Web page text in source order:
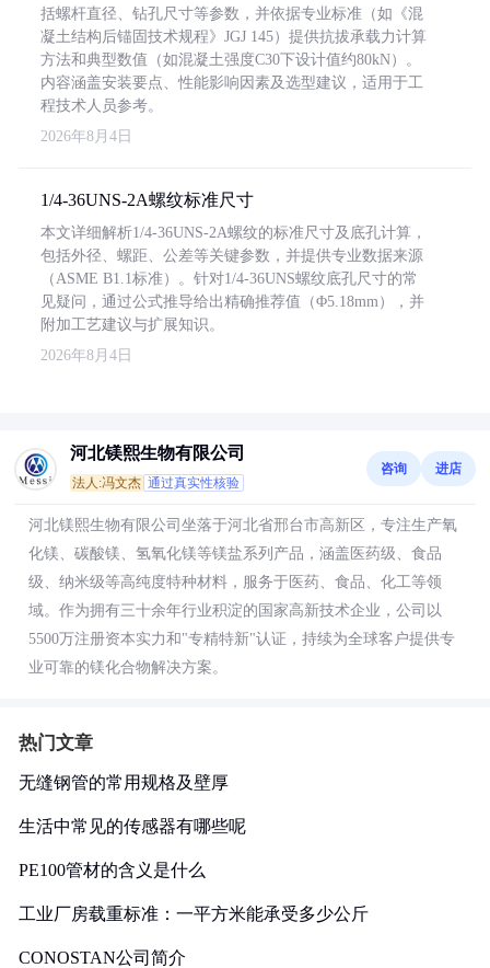
括螺杆直径、钻孔尺寸等参数，并依据专业标准（如《混
凝土结构后锚固技术规程》JGJ 145）提供抗拔承载力计算
方法和典型数值（如混凝土强度C30下设计值约80kN）。
内容涵盖安装要点、性能影响因素及选型建议，适用于工
程技术人员参考。
2026年8月4日
1/4-36UNS-2A螺纹标准尺寸
本文详细解析1/4-36UNS-2A螺纹的标准尺寸及底孔计算，
包括外径、螺距、公差等关键参数，并提供专业数据来源
（ASME B1.1标准）。针对1/4-36UNS螺纹底孔尺寸的常
见疑问，通过公式推导给出精确推荐值（Φ5.18mm），并
附加工艺建议与扩展知识。
2026年8月4日
河北镁熙生物有限公司
法人:冯文杰 通过真实性核验
咨询 进店
河北镁熙生物有限公司坐落于河北省邢台市高新区，专注生产氧
化镁、碳酸镁、氢氧化镁等镁盐系列产品，涵盖医药级、食品
级、纳米级等高纯度特种材料，服务于医药、食品、化工等领
域。作为拥有三十余年行业积淀的国家高新技术企业，公司以
5500万注册资本实力和"专精特新"认证，持续为全球客户提供专
业可靠的镁化合物解决方案。
热门文章
无缝钢管的常用规格及壁厚
生活中常见的传感器有哪些呢
PE100管材的含义是什么
工业厂房载重标准：一平方米能承受多少公斤
CONOSTAN公司简介